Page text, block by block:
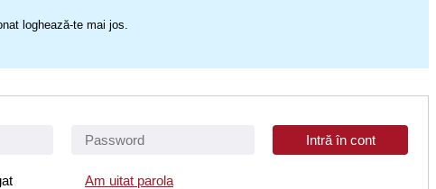
loghează-te mai jos.
Am uitat parola